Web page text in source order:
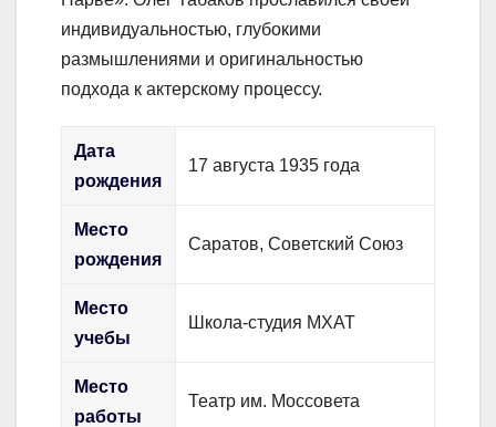
индивидуальностью, глубокими
размышлениями и оригинальностью
подхода к актерскому процессу.
Дата
рождения
17 августа 1935 года
Место
рождения
Саратов, Советский Союз
Место
учебы
Школа-студия МХАТ
Место
работы
Театр им. Моссовета